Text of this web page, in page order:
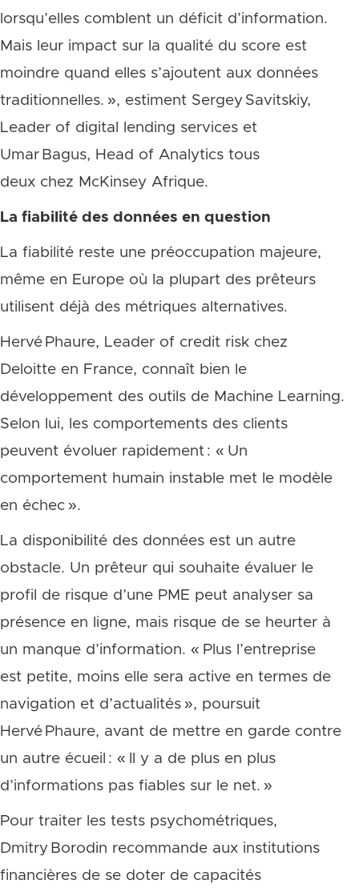
lorsqu’elles comblent un déficit d’information.
Mais leur impact sur la qualité du score est
moindre quand elles s’ajoutent aux données
traditionnelles. », estiment Sergey Savitskiy,
Leader of digital lending services et
Umar Bagus, Head of Analytics tous
deux chez McKinsey Afrique.
La fiabilité des données en question
La fiabilité reste une préoccupation majeure,
même en Europe où la plupart des prêteurs
utilisent déjà des métriques alternatives.
Hervé Phaure, Leader of credit risk chez
Deloitte en France, connaît bien le
développement des outils de Machine Learning.
Selon lui, les comportements des clients
peuvent évoluer rapidement : « Un
comportement humain instable met le modèle
en échec ».
La disponibilité des données est un autre
obstacle. Un prêteur qui souhaite évaluer le
profil de risque d’une PME peut analyser sa
présence en ligne, mais risque de se heurter à
un manque d’information. « Plus l’entreprise
est petite, moins elle sera active en termes de
navigation et d’actualités », poursuit
Hervé Phaure, avant de mettre en garde contre
un autre écueil : « Il y a de plus en plus
d’informations pas fiables sur le net. »
Pour traiter les tests psychométriques,
Dmitry Borodin recommande aux institutions
financières de se doter de capacités